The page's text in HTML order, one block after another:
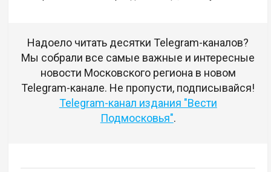
Надоело читать десятки Telegram-каналов?
Мы собрали все самые важные и интересные
новости Московского региона в новом
Telegram-канале. Не пропусти, подписывайся!
Telegram-канал издания "Вести
Подмосковья".